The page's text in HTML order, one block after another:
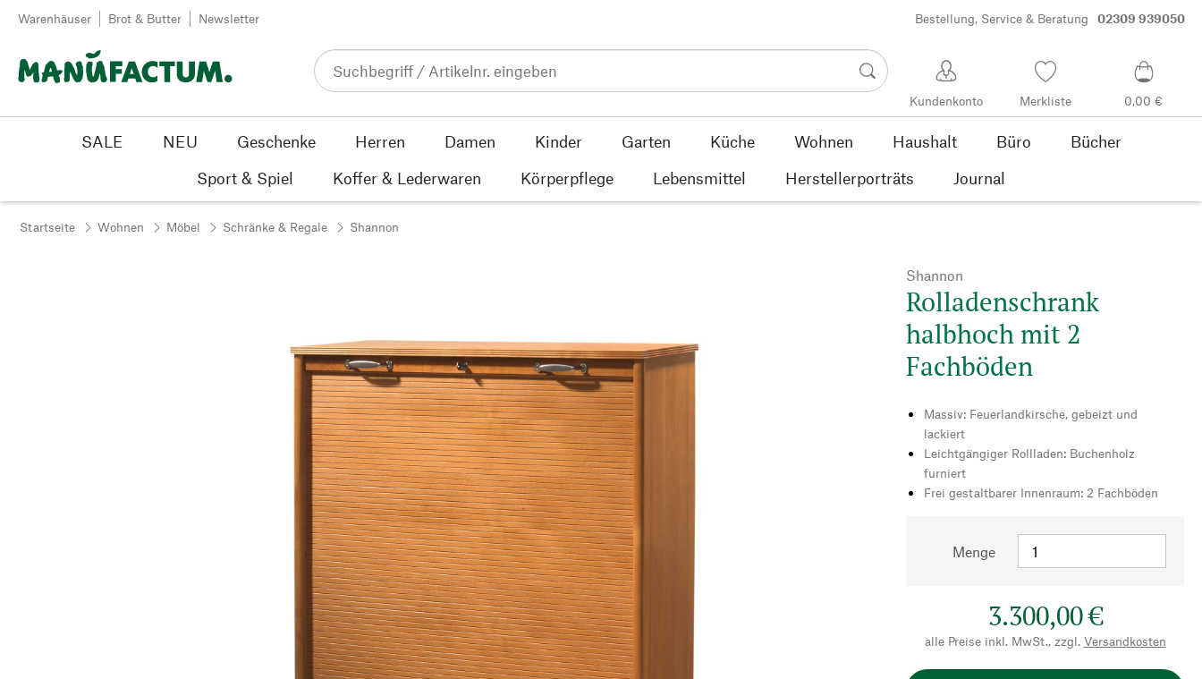
Zum Inhalt springen
Warenhäuser Brot & Butter Newsletter Bestellung, Service & Beratung 02309 939050
Kundenkonto Merkliste 0,00 €
SALE NEU Geschenke Herren Damen Kinder Garten Küche Wohnen Haushalt Büro
Bücher
Sport & Spiel
Koffer & Lederwaren Körperpflege Lebensmittel Herstellerporträts Journal
Startseite Wohnen Möbel Schränke & Regale Shannon
Shannon
Rolladenschrank
halbhoch mit 2
Fachböden
Massiv: Feuerlandkirsche, gebeizt und
lackiert
Leichtgängiger Rollladen: Buchenholz
furniert
Frei gestaltbarer Innenraum: 2 Fachböden
Menge
3.300,00 €
alle Preise inkl. MwSt., zzgl. Versandkosten